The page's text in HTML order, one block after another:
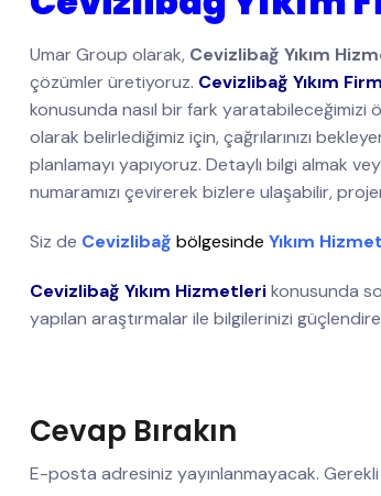
Umar Group olarak, Cevizlibağ Yıkım
çözümler üretiyoruz. Cevizlibağ Yıkım
konusunda nasıl bir fark yaratabileceğimizi
olarak belirlediğimiz için, çağrılarınızı
planlamayı yapıyoruz. Detaylı bilgi almak
numaramızı çevirerek bizlere ulaşabilir,
Siz de Cevizlibağ bölgesinde Yıkım
Cevizlibağ Yıkım Hizmetlerikonusunda
yapılan araştırmalar ile bilgilerinizi
Cevap Bırakın
E-posta adresiniz yayınlanmayacak.